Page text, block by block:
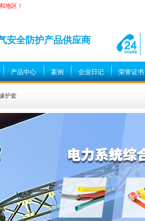
地区！
安全防护产品供应商
产品中心 案例 企业日记 荣誉证书
护套